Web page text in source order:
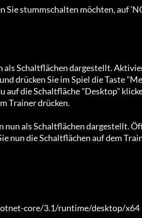
Sie stummschalten möchten, auf
als Schaltflächen dargestellt.
drücken Sie im Spiel die Taste "Me
auf die Schaltfläche "Desktop"
Trainer drücken.
nun als Schaltflächen dargestellt.
nun die Schaltflächen auf dem
core/3.1/runtime/desktop/x64